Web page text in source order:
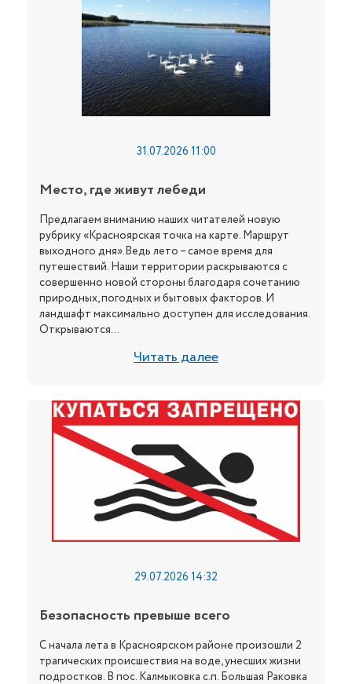
31.07.2026 11:00
Место, где живут лебеди
Предлагаем вниманию наших читателей новую
рубрику «Красноярская точка на карте. Маршрут
выходного дня».Ведь лето – самое время для
путешествий. Наши территории раскрываются с
совершенно новой стороны благодаря сочетанию
природных, погодных и бытовых факторов. И
ландшафт максимально доступен для исследования.
Открываются...
Читать далее
29.07.2026 14:32
Безопасность превыше всего
С начала лета в Красноярском районе произошли 2
трагических происшествия на воде, унесших жизни
подростков. В пос. Калмыковка с.п. Большая Раковка